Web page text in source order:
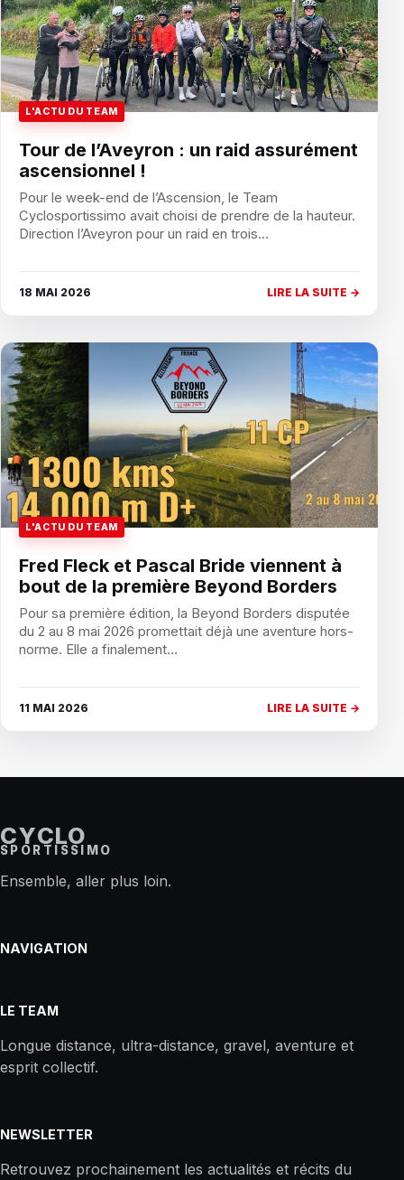
L'ACTU DU TEAM
Tour de l’Aveyron : un raid assurément
ascensionnel !
Pour le week-end de l’Ascension, le Team
Cyclosportissimo avait choisi de prendre de la hauteur.
Direction l’Aveyron pour un raid en trois…
18 MAI 2026 LIRE LA SUITE →
L'ACTU DU TEAM
Fred Fleck et Pascal Bride viennent à
bout de la première Beyond Borders
Pour sa première édition, la Beyond Borders disputée
du 2 au 8 mai 2026 promettait déjà une aventure hors-
norme. Elle a finalement…
11 MAI 2026 LIRE LA SUITE →
CYCLO
SPORTISSIMO
Ensemble, aller plus loin.
NAVIGATION
LE TEAM
Longue distance, ultra-distance, gravel, aventure et
esprit collectif.
NEWSLETTER
Retrouvez prochainement les actualités et récits du